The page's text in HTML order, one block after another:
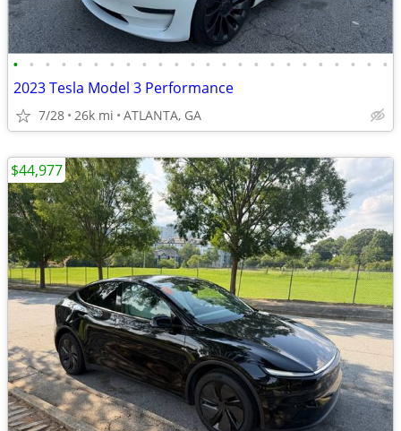
• • • • • • • • • • • • • • • • • • • • • • • •
2023 Tesla Model 3 Performance
7/28 26k mi ATLANTA, GA
$44,977